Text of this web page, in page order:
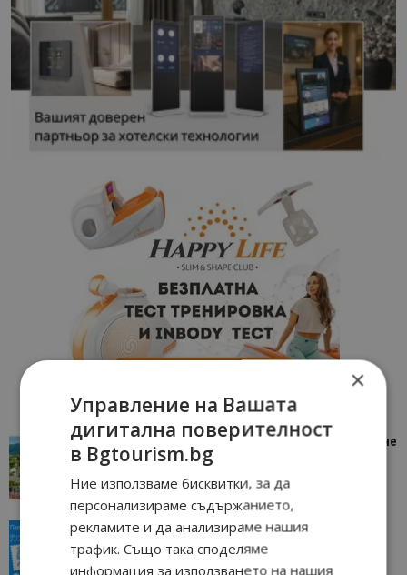
“Пощенска картичка от…”: Петрич – Изживяване
отвъд очакваното
Петрич 11/07/2026 11:22
“Пощенска картичка от…”: Пловдив, градът на
всички времена
Пловдив 23/06/2026 10:00
×
Управление на Вашата
дигитална поверителност
в Bgtourism.bg
Ние използваме бисквитки, за да
персонализираме съдържанието,
рекламите и да анализираме нашия
трафик. Също така споделяме
информация за използването на нашия